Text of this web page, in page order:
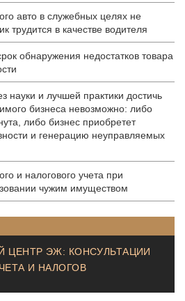
авто в служебных целях не
трудится в качестве водителя
обнаружения недостатков товара
науки и лучшей практики достичь
бизнеса невозможно: либо
либо бизнес приобретет
и генерацию неуправляемых
и налогового учета при
чужим имуществом
ЦЕНТР ЭЖ: КОНСУЛЬТАЦИИ
И НАЛОГОВ